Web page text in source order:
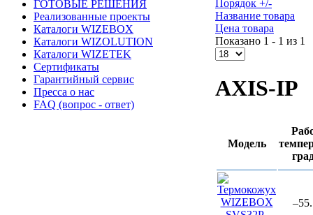
ГОТОВЫЕ РЕШЕНИЯ
Реализованные проекты
Каталоги WIZEBOX
Каталоги WIZOLUTION
Каталоги WIZETEK
Сертификаты
Гарантийный сервис
Пресса о нас
FAQ (вопрос - ответ)
Порядок +/-
Название товара
Цена товара
Показано 1 - 1 из 1
AXIS-IP
Модель